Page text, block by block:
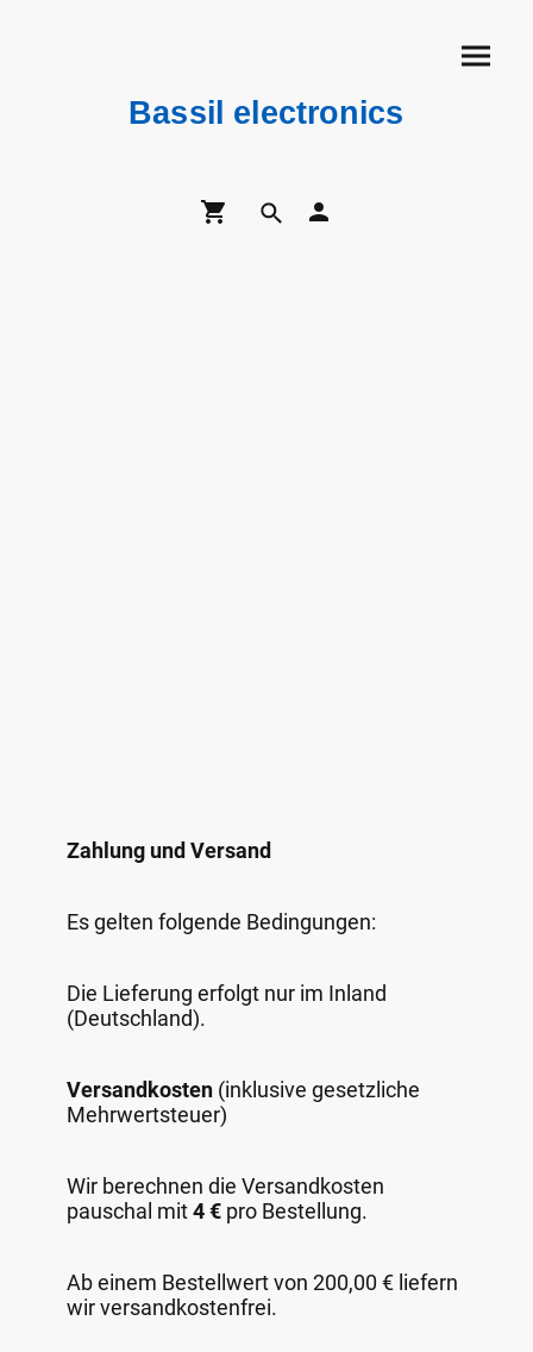
Bassil electronics
Zahlung und Versand
Es gelten folgende Bedingungen:
Die Lieferung erfolgt nur im Inland
(Deutschland).
Versandkosten (inklusive gesetzliche
Mehrwertsteuer)
Wir berechnen die Versandkosten
pauschal mit4 € pro Bestellung.
Ab einem Bestellwert von 200,00 € liefern
wir versandkostenfrei.